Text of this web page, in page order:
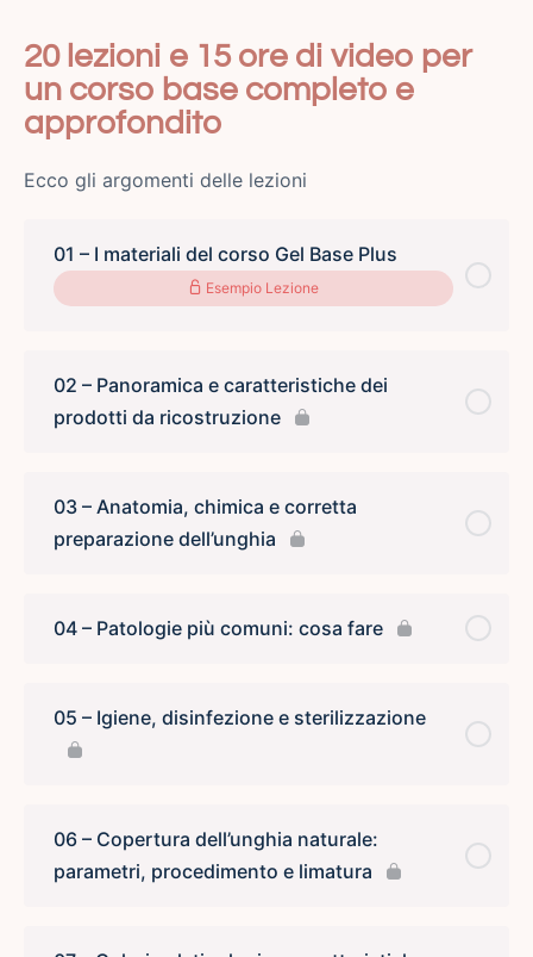
20 lezioni e 15 ore di video per
un corso base completo e
approfondito
Ecco gli argomenti delle lezioni
01 – I materiali del corso Gel Base Plus
Esempio Lezione
02 – Panoramica e caratteristiche dei
prodotti da ricostruzione
03 – Anatomia, chimica e corretta
preparazione dell’unghia
04 – Patologie più comuni: cosa fare
05 – Igiene, disinfezione e sterilizzazione
06 – Copertura dell’unghia naturale:
parametri, procedimento e limatura